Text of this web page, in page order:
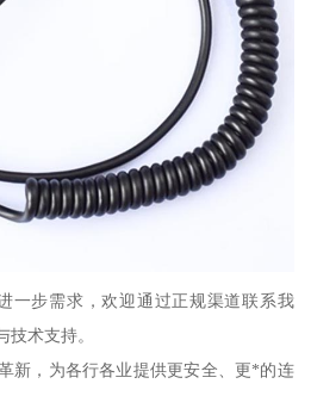
一步需求，欢迎通过正规渠道联系我
术支持。
新，为各行各业提供更安全、更*的连